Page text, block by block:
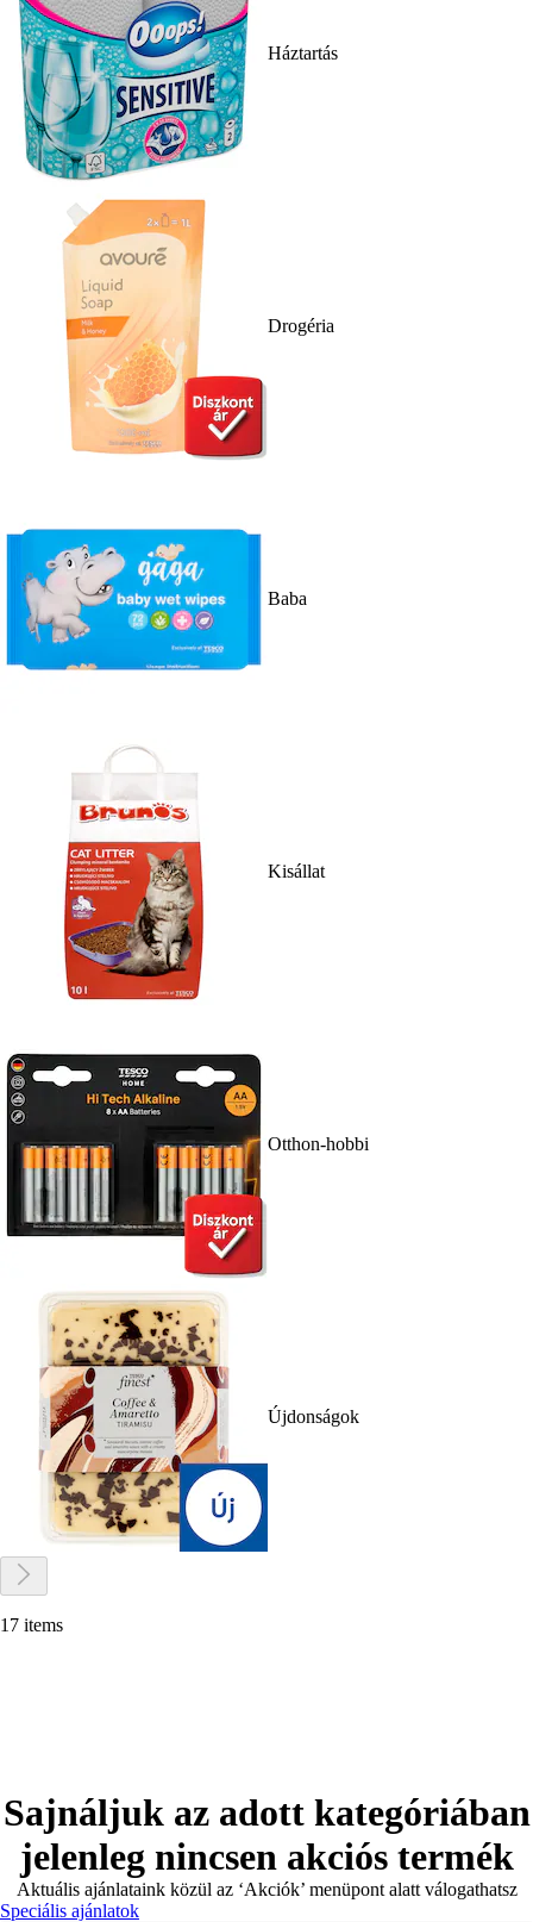
Háztartás
Drogéria
Baba
Kisállat
Otthon-hobbi
Újdonságok
17 items
Sajnáljuk az adott kategóriában
jelenleg nincsen akciós termék
Aktuális ajánlataink közül az ‘Akciók’ menüpont alatt válogathatsz
Speciális ajánlatok